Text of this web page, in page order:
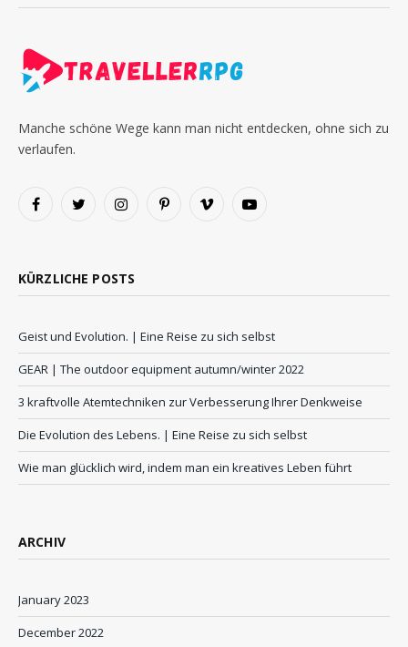
Manche schöne Wege kann man nicht entdecken, ohne sich zu
verlaufen.
FacebookTwitter InstagramPinterestVimeo YouTube
KÜRZLICHE POSTS
Geist und Evolution. | Eine Reise zu sich selbst
GEAR | The outdoor equipment autumn/winter 2022
3 kraftvolle Atemtechniken zur Verbesserung Ihrer Denkweise
Die Evolution des Lebens. | Eine Reise zu sich selbst
Wie man glücklich wird, indem man ein kreatives Leben führt
ARCHIV
January 2023
December 2022